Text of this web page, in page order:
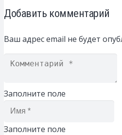
Добавить комментарий
Ваш адрес email не будет
Заполните поле
Заполните поле